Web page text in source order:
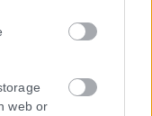
web or